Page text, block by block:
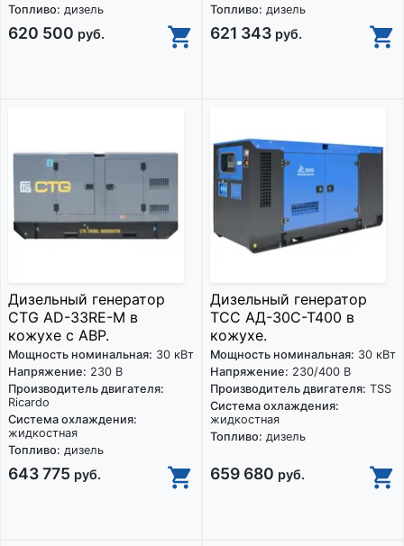
Топливо: дизель
620 500 руб.
Топливо: дизель
621 343 руб.
Дизельный генератор
CTG AD-33RE-M в
кожухе с АВР.
Мощность номинальная: 30 кВт
Напряжение: 230 В
Производитель двигателя:
Ricardo
Система охлаждения:
жидкостная
Топливо: дизель
643 775 руб.
Дизельный генератор
ТСС АД-30С-Т400 в
кожухе.
Мощность номинальная: 30 кВт
Напряжение: 230/400 В
Производитель двигателя: TSS
Система охлаждения:
жидкостная
Топливо: дизель
659 680 руб.